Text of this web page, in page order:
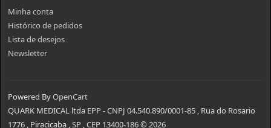
Minha conta
Histórico de pedidos
Lista de desejos
Newsletter
Powered ByOpenCart
QUARK MEDICAL ltda EPP - CNPJ 04.540.890/0001-85 , Rua do Rosario
1776 , Piracicaba , SP , CEP 13400-186 © 2026